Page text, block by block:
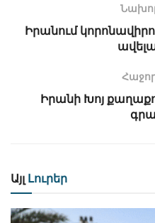
Իրանում
Իրանի Խոյ
Այլ Լուրեր